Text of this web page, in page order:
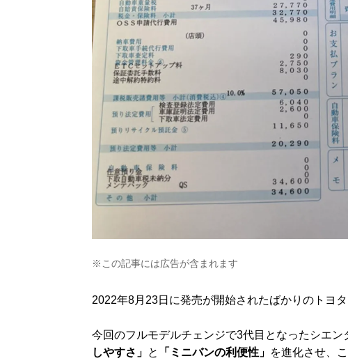
※この記事には広告が含まれます
2022年8月23日に発売が開始されたばかりのトヨタ
今回のフルモデルチェンジで3代目となったシエン
しやすさ」 と 「ミニバンの利便性」 を進化させ、